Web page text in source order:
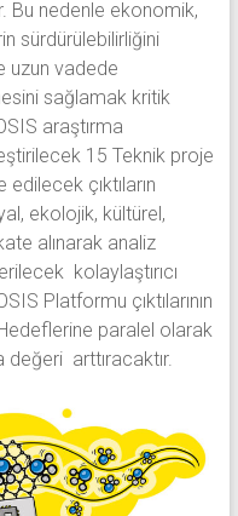
Bu nedenle ekonomik,
sürdürülebilirliğini
uzun vadede
sağlamak kritik
araştırma
15 Teknik proje
çıktıların
ekolojik, kültürel,
alınarak analiz
kolaylaştırıcı
Platformu çıktılarının
paralel olarak
arttıracaktır.